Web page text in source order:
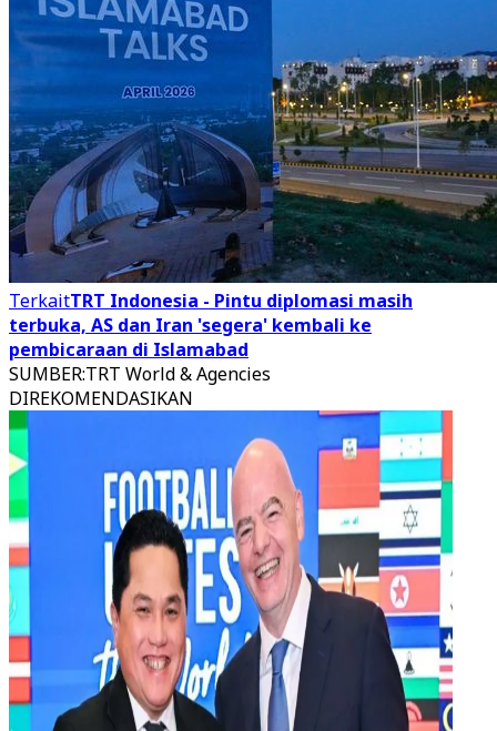
TerkaitTRT Indonesia - Pintu diplomasi masih
terbuka, AS dan Iran 'segera' kembali ke
pembicaraan di Islamabad
SUMBER:TRT World & Agencies
DIREKOMENDASIKAN